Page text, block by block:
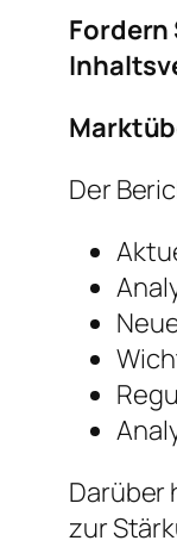
Der
Darüber
zur